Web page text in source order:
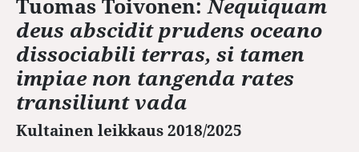
deus abscidit prudens oceano
dissociabili terras, si tamen
impiae non tangenda rates
transiliunt vada
Kultainen leikkaus 2018/2025